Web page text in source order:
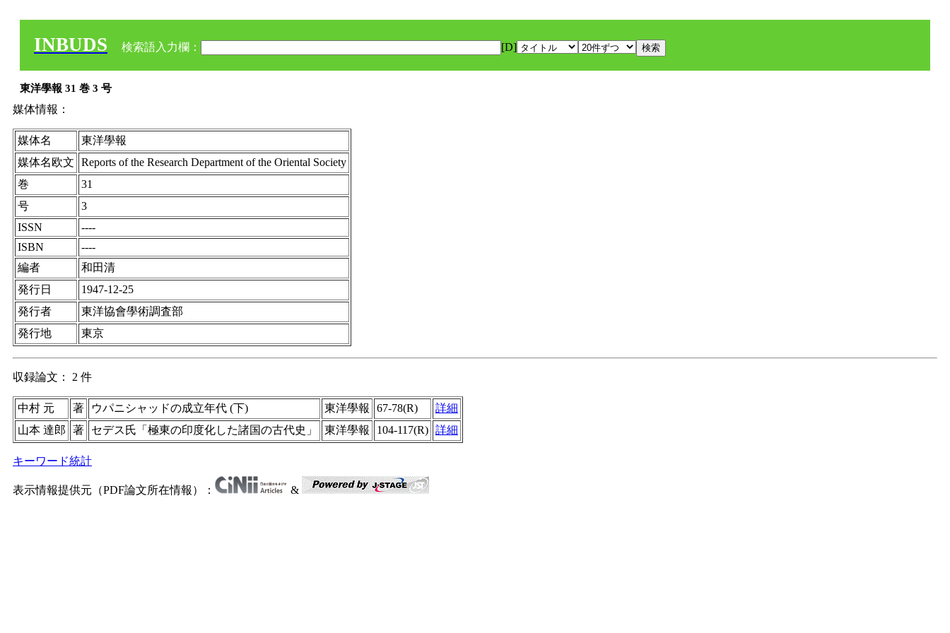
INBUDS 検索語入力欄： [D]
東洋學報 31 巻 3 号
媒体情報：
媒体名
東洋學報
媒体名欧文
Reports of the Research Department of the Oriental Society
巻
31
号
3
ISSN
----
ISBN
----
編者
和田清
発行日
1947-12-25
発行者
東洋協會學術調査部
発行地
東京
収録論文： 2 件
中村 元 著 ウパニシャッドの成立年代 (下) 東洋學報 67-78(R)
詳細
山本 達郎
著 セデス氏「極東の印度化した諸国の古代史」 東洋學報 104-117(R) 詳細
キーワード統計
表示情報提供元（PDF論文所在情報）： &